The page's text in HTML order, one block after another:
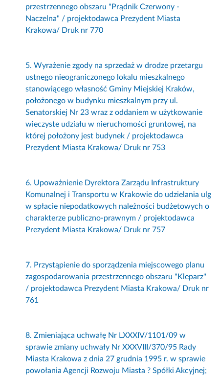
przestrzennego obszaru "Prądnik Czerwony -
Naczelna" / projektodawca Prezydent Miasta
Krakowa/ Druk nr 770
5. Wyrażenie zgody na sprzedaż w drodze przetargu
ustnego nieograniczonego lokalu mieszkalnego
stanowiącego własność Gminy Miejskiej Kraków,
położonego w budynku mieszkalnym przy ul.
Senatorskiej Nr 23 wraz z oddaniem w użytkowanie
wieczyste udziału w nieruchomości gruntowej, na
której położony jest budynek / projektodawca
Prezydent Miasta Krakowa/ Druk nr 753
6. Upoważnienie Dyrektora Zarządu Infrastruktury
Komunalnej i Transportu w Krakowie do udzielania ulg
w spłacie niepodatkowych należności budżetowych o
charakterze publiczno-prawnym / projektodawca
Prezydent Miasta Krakowa/ Druk nr 757
7. Przystąpienie do sporządzenia miejscowego planu
zagospodarowania przestrzennego obszaru "Kleparz"
/ projektodawca Prezydent Miasta Krakowa/ Druk nr
761
8. Zmieniająca uchwałę Nr LXXXIV/1101/09 w
sprawie zmiany uchwały Nr XXXVIII/370/95 Rady
Miasta Krakowa z dnia 27 grudnia 1995 r. w sprawie
powołania Agencji Rozwoju Miasta ? Spółki Akcyjnej;